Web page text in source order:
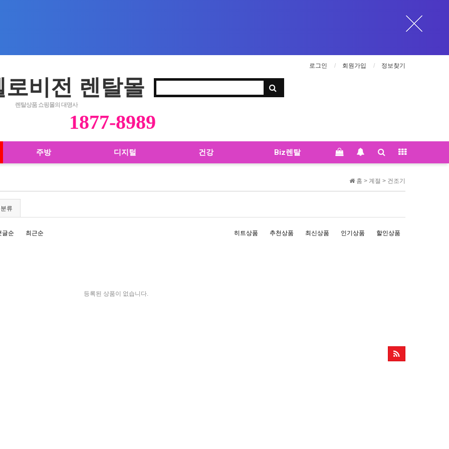
로그인 회원가입 정보찾기
로비전 렌탈몰
렌탈상품 쇼핑몰의 대명사
1877-8989
주방 디지털 건강 Biz렌탈
홈 > 계절 > 건조기
류
글순 최근순 히트상품 추천상품 최신상품 인기상품 할인상품
등록된 상품이 없습니다.